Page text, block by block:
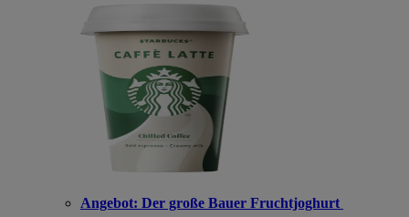
Angebot: Der große Bauer Fruchtjoghurt